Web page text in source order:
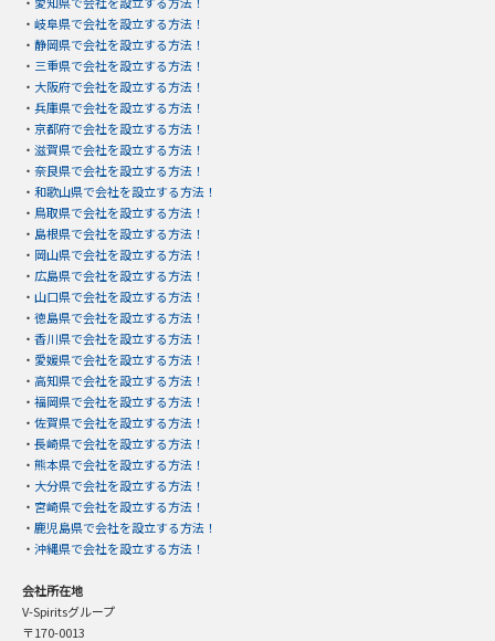
・ 岐阜県で会社を設立する方法！
・ 静岡県で会社を設立する方法！
・ 三重県で会社を設立する方法！
・ 大阪府で会社を設立する方法！
・ 兵庫県で会社を設立する方法！
・ 京都府で会社を設立する方法！
・ 滋賀県で会社を設立する方法！
・ 奈良県で会社を設立する方法！
・ 和歌山県で会社を設立する方法！
・ 鳥取県で会社を設立する方法！
・ 島根県で会社を設立する方法！
・ 岡山県で会社を設立する方法！
・ 広島県で会社を設立する方法！
・ 山口県で会社を設立する方法！
・ 徳島県で会社を設立する方法！
・ 香川県で会社を設立する方法！
・ 愛媛県で会社を設立する方法！
・ 高知県で会社を設立する方法！
・ 福岡県で会社を設立する方法！
・ 佐賀県で会社を設立する方法！
・ 長崎県で会社を設立する方法！
・ 熊本県で会社を設立する方法！
・ 大分県で会社を設立する方法！
・ 宮崎県で会社を設立する方法！
・ 鹿児島県で会社を設立する方法！
・ 沖縄県で会社を設立する方法！
会社所在地
V-Spiritsグループ
〒170-0013